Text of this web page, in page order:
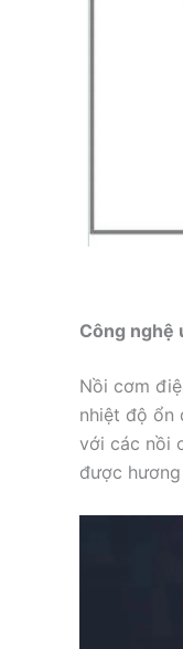
Công nghệ
Nồi cơm
nhiệt độ ổn
với các nồi
được